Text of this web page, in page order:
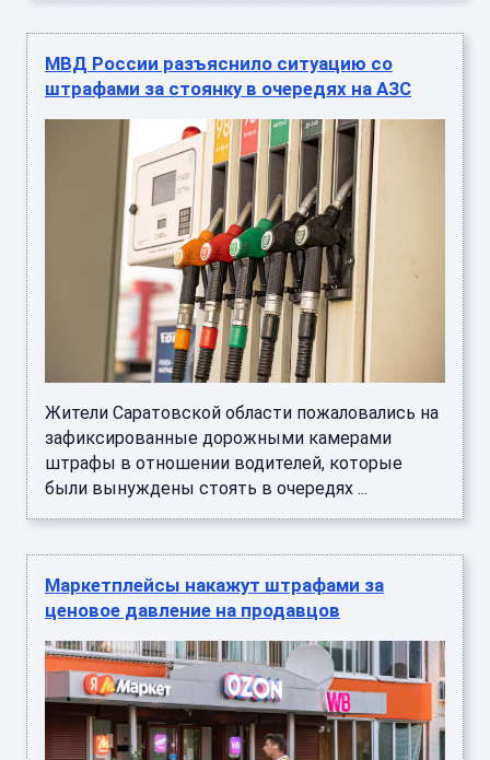
МВД России разъяснило ситуацию со
штрафами за стоянку в очередях на АЗС
Жители Саратовской области пожаловались на
зафиксированные дорожными камерами
штрафы в отношении водителей, которые
были вынуждены стоять в очередях ...
Маркетплейсы накажут штрафами за
ценовое давление на продавцов